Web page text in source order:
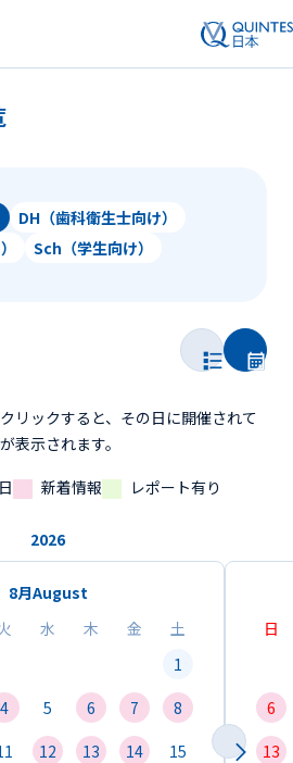
DH（歯科衛生士向け）
Sch（学生向け）
リックすると、その日に開催されて
表示されます。
新着情報 レポート有り
2026
8月August
水 木 金
土
1
4 5 6 7
8
12 13 14
15
日
6
13